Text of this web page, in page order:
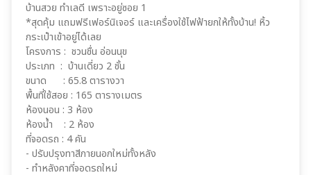
บ้านสวย ทำเลดี เพราะอยู่ซอย 1
*สุดคุ้ม แถมฟรีเฟอร์นิเจอร์ และเครื่องใช้ไฟฟ้ายกให้ทั้งบ้าน! หิ้ว
กระเป๋าเข้าอยู่ได้เลย
โครงการ : ชวนชื่น อ่อนนุข
ประเภท : บ้านเดี่ยว 2 ชั้น
ขนาด : 65.8 ตารางวา
พื้นที่ใช้สอย : 165 ตารางเมตร
ห้องนอน : 3 ห้อง
ห้องน้ำ : 2 ห้อง
ที่จอดรถ : 4 คัน
- ปรับปรุงทาสีภายนอกใหม่ทั้งหลัง
- ทำหลังคาที่จอดรถใหม่